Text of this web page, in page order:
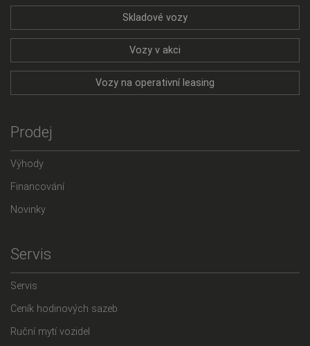
Skladové vozy
Vozy v akci
Vozy na operativní leasing
Prodej
Výhody
Financování
Novinky
Servis
Servis
Ceník hodinových sazeb
Ruční mytí vozidel